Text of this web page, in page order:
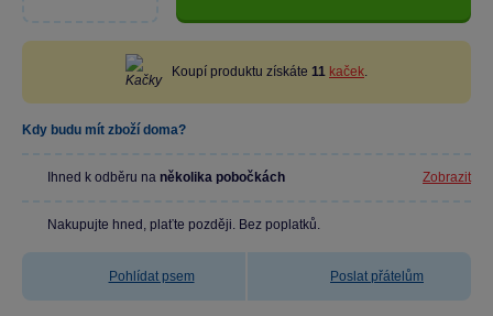
Koupí produktu získáte 11 kaček.
Kdy budu mít zboží doma?
Ihned k odběru na několika pobočkách Zobrazit
Nakupujte hned, plaťte později. Bez poplatků.
Pohlídat psem Poslat přátelům